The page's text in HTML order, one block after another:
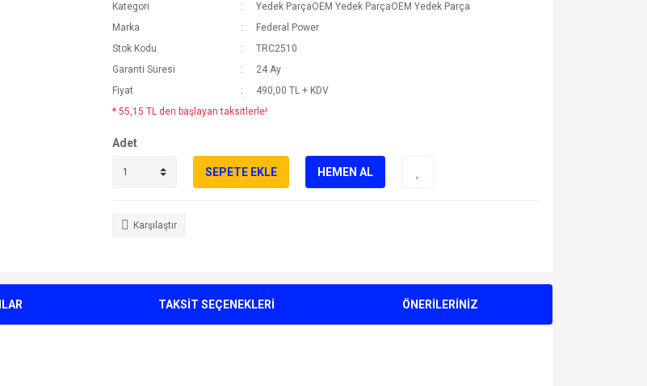
Kategori
Yedek ParçaOEM Yedek ParçaOEM Yedek Parça
Marka
Federal Power
Stok Kodu
TRC2510
Garanti Süresi
24 Ay
Fiyat
490,00 TL + KDV
* 55,15 TL den başlayan taksitlerle!
Adet
SEPETE EKLE HEMEN AL
Karşılaştır
TAKSİT SEÇENEKLERİ ÖNERİLERİNİZ